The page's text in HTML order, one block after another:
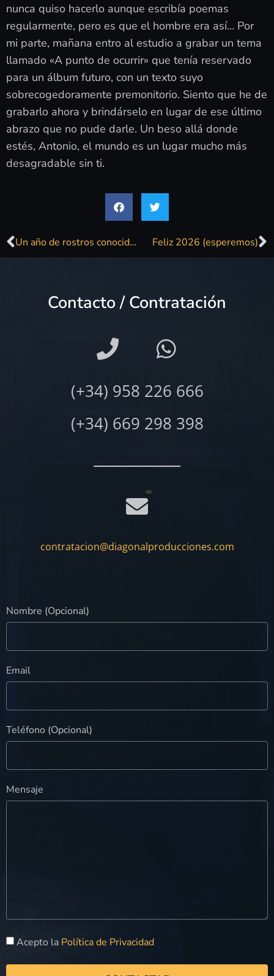
nunca quiso hacerlo aunque escribía poemas
regularmente, pero es que el hombre era así… Por
mi parte, mañana entro al estudio a grabar un tema
llamado «A punto de ocurrir» que tenía reservado
para un álbum futuro, con un texto suyo
sobrecogedoramente premonitorio. Siento que he de
grabarlo ahora y brindárselo en lugar de ese último
abrazo que no pude darle. Un beso allá donde
estés, Antonio, el mundo es un lugar mucho más
desagradable sin ti.
Un año de rostros conocidos del humor, el teatro y la música en Ibiza Feliz 2026 (esperemos)
Contacto / Contratación
(+34) 958 226 666
(+34) 669 298 398
contratacion@diagonalproducciones.com
Nombre (Opcional)
Email
Teléfono (Opcional)
Mensaje
Acepto la Política de Privacidad